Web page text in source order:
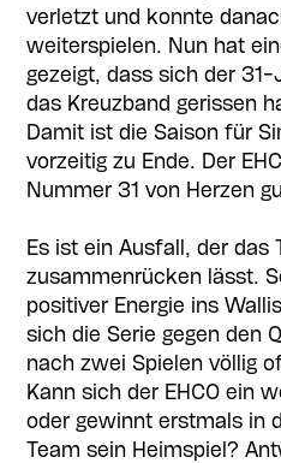
verletzt und konnte
weiterspielen. Nun hat
gezeigt, dass sich der
das Kreuzband gerissen
Damit ist die Saison für
vorzeitig zu Ende. Der
Nummer 31 von Herzen
Es ist ein Ausfall, der das
zusammenrücken lässt.
positiver Energie ins
sich die Serie gegen den
nach zwei Spielen völlig
Kann sich der EHCO ein
oder gewinnt erstmals in
Team sein Heimspiel?